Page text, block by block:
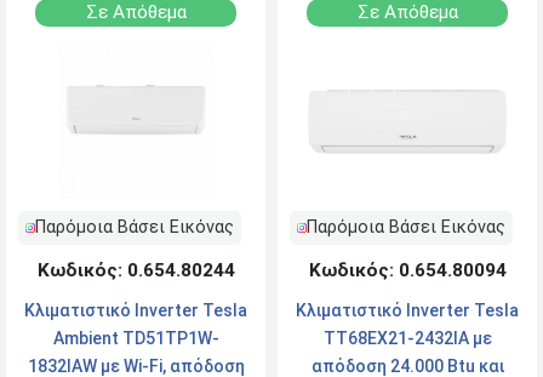
Σε Απόθεμα
Παρόμοια Βάσει Εικόνας
Κωδικός: 0.654.80244
Κλιματιστικό Inverter Tesla
Ambient TD51TP1W-
1832IAW με Wi-Fi, απόδοση
Σε Απόθεμα
Παρόμοια Βάσει Εικόνας
Κωδικός: 0.654.80094
Κλιματιστικό Inverter Tesla
TT68EX21-2432IA με
απόδοση 24.000 Btu και